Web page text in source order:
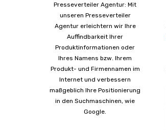
Presseverteiler Agentur: Mit
unseren Presseverteiler
Agentur erleichtern wir Ihre
Auffindbarkeit Ihrer
Produktinformationen oder
Ihres Namens bzw. Ihrem
Produkt- und Firmennamen im
Internet und verbessern
maßgeblich Ihre Positionierung
in den Suchmaschinen, wie
Google.